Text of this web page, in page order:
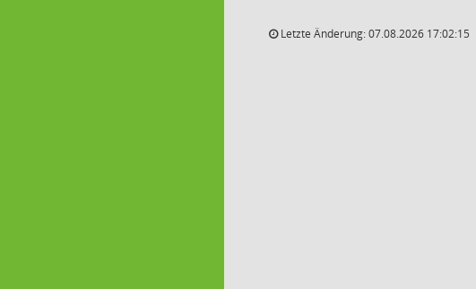
Letzte Änderung: 07.08.2026 17:02:15